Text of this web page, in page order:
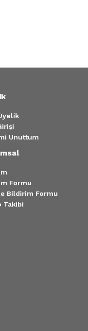
Unuttum
Formu
Bildirim Formu
Takibi